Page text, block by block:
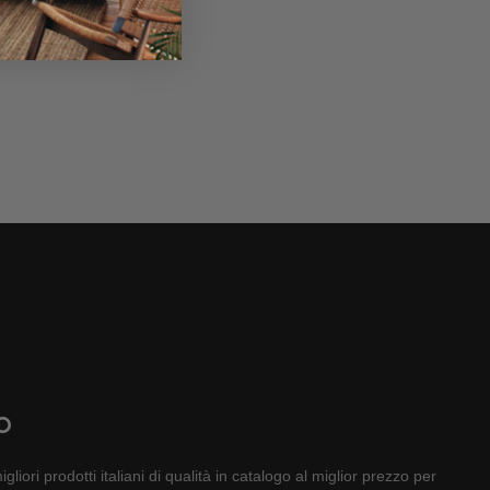
prodotti italiani di qualità in catalogo al miglior prezzo per